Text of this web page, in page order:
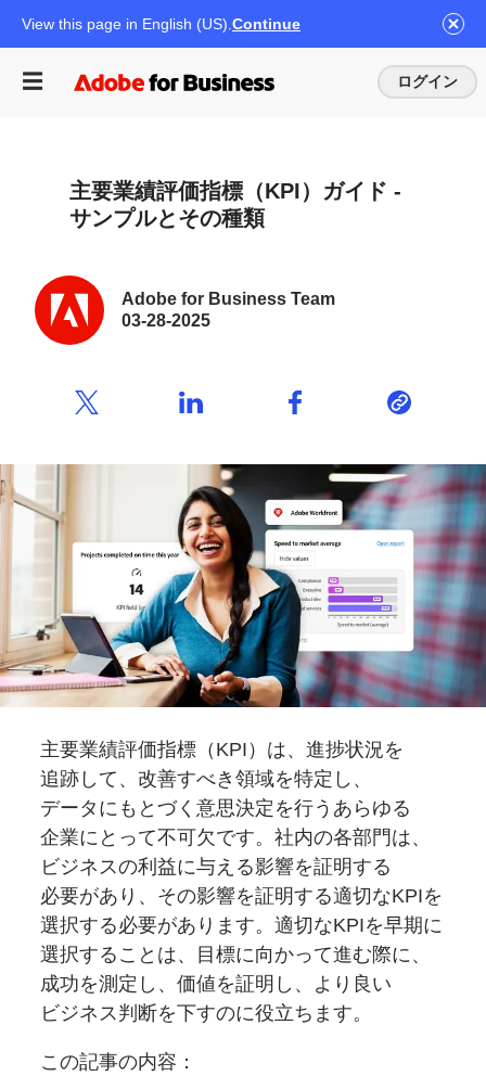
View this page in English (US). Continue
ログイン
主要業績評価指標 （KPI）ガイド -
サンプルとその種類
Adobe for Business Team
03-28-2025
主要業績評価指標 （KPI）は、進捗状況を
追跡して、改善すべき領域を特定し、
データにもとづく意思決定を行うあらゆる
企業に とって不可欠です。社内の各部門は、
ビジネスの利益に与える影響を証明する
必要があり、 その影響を証明する適切なKPIを
選択する必要があります。適切なKPIを早期に
選択する ことは、 目標に向かって進む際に、
成功を測定し、価値を証明し、 より良い
ビジネス判断を下すのに役立ちます。
この記事の内容：